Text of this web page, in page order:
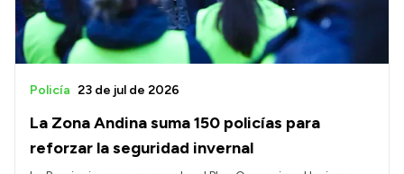
La Zona Andina suma 150 policías para
reforzar la seguridad invernal
Policía 23 de jul de 2026